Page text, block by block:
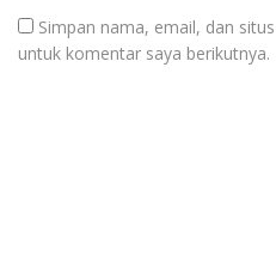
Simpan nama, email, dan
untuk komentar saya berikutnya.